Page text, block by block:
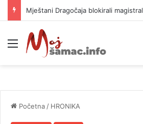
Helikopter ponovo gasi vatru u
Meni
Početna / HRONIKA